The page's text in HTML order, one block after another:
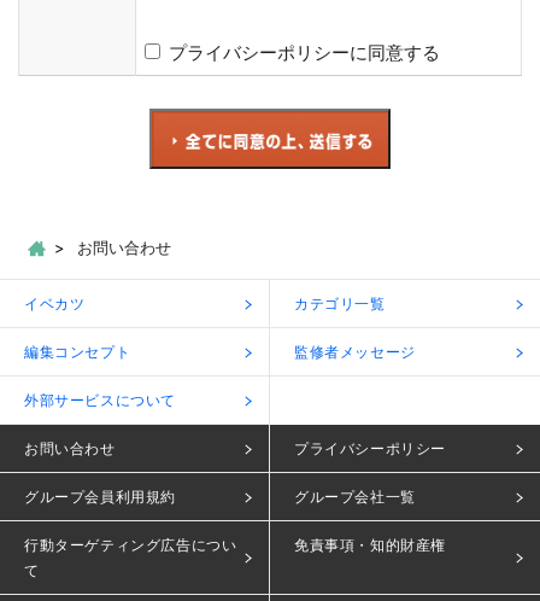
プライバシーポリシーに同意する
お問い合わせ
イベカツ カテゴリ一覧
編集コンセプト 監修者メッセージ
外部サービスについて
お問い合わせ プライバシーポリシー
グループ会員利用規約 グループ会社一覧
行動ターゲティング広告につい
て
免責事項・知的財産権